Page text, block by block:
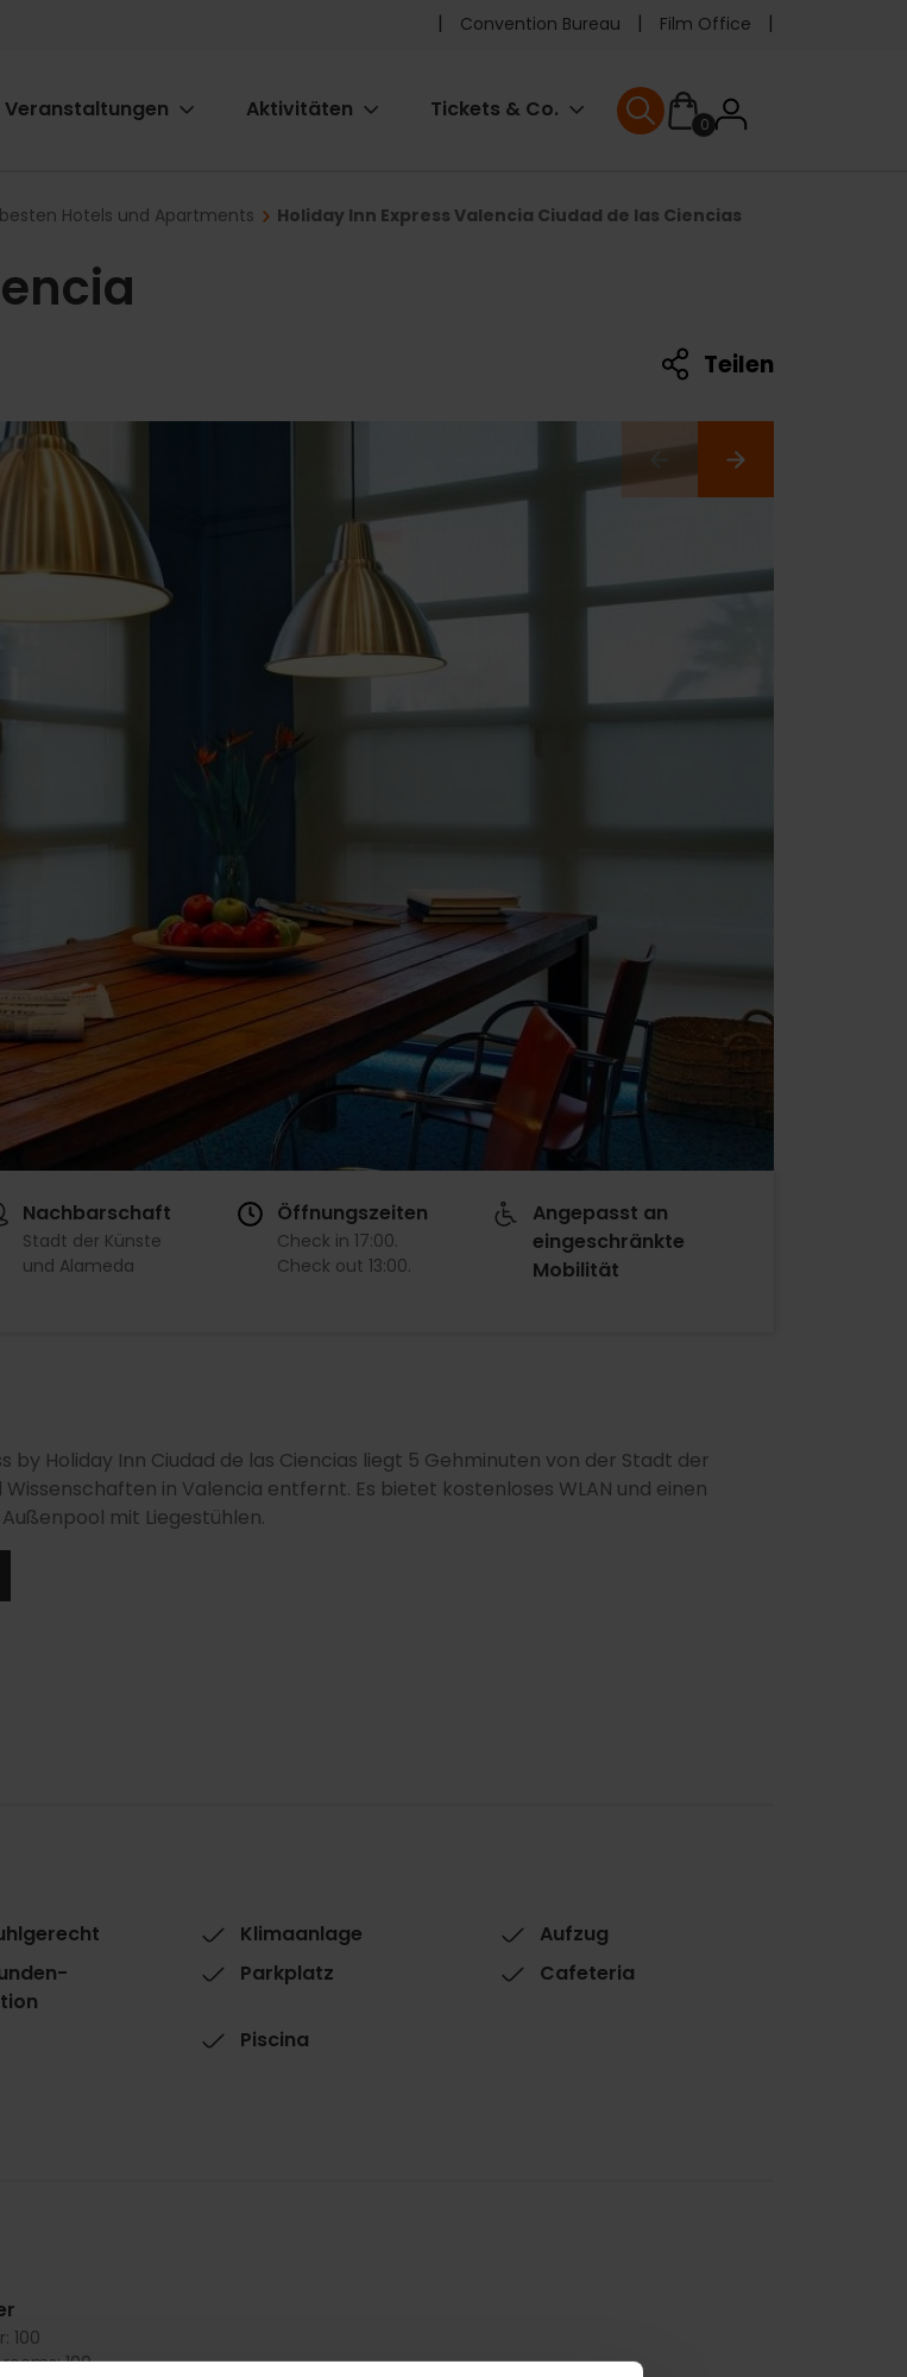
Pre
header
Convention Bureau Film Office
Veranstaltungen Aktivitäten Tickets & Co.
0User
menu
User menu
Hotels und Apartments Holiday Inn Express Valencia Ciudad de las Ciencias
Teilen
Nachbarschaft
Stadt der Künste
und Alameda
Öffnungszeiten
Check in 17:00.
Check out 13:00.
Angepasst an
eingeschränkte
Mobilität
by Holiday Inn Ciudad de las Ciencias liegt 5 Gehminuten von der Stadt der
Wissenschaften in Valencia entfernt. Es bietet kostenloses WLAN und einen
mit Liegestühlen.
Klimaanlage
Aufzug
Parkplatz Cafeteria
Piscina
100
100